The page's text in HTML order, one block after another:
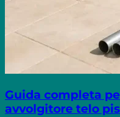
Guida completa
avvolgitore telo